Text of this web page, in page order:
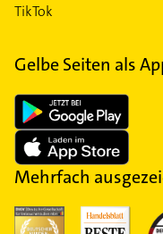
TikTok
Gelbe Seiten als
Mehrfach